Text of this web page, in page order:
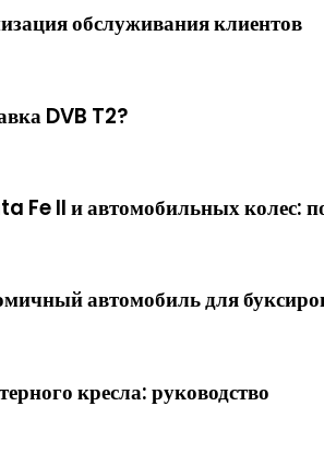
обслуживания клиентов
DVB T2?
Fe II и автомобильных колес:
автомобиль для
кресла: руководство